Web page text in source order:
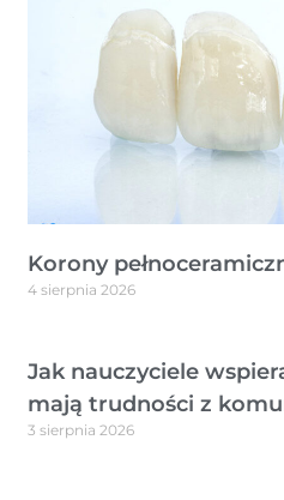
Korony
4 sierpnia 2026
Jak nauczyciele
mają trudności z
3 sierpnia 2026